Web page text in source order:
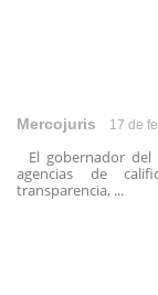
Mercojuris 17 de
El gobernador del
agencias de
transparencia, ...